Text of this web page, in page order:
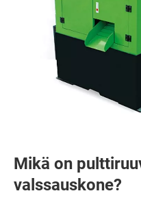
Mikä on
valssauskone?